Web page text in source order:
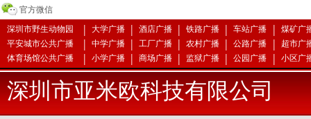
官方微信
深圳市野生动物园
| 大学广播 | 酒店广播 | 铁路广播 | 车站广播 |
煤矿广
平安城市公共广播
| 中学广播 | 工厂广播 | 农村广播 | 公路广播 |
超市广
体育场馆公共广播
| 小学广播 | 商场广播 | 监狱广播 | 公园广播 | 小区广
深圳市亚米欧科技有限公司